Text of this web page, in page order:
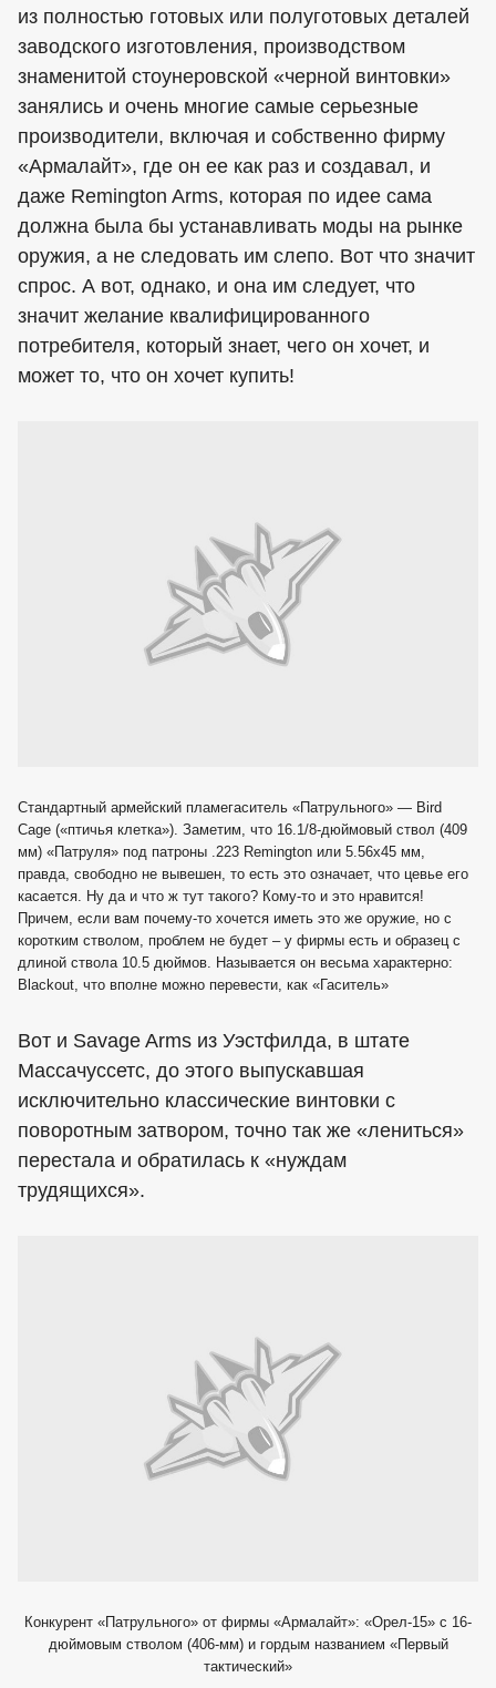
из полностью готовых или полуготовых деталей
заводского изготовления, производством
знаменитой стоунеровской «черной винтовки»
занялись и очень многие самые серьезные
производители, включая и собственно фирму
«Армалайт», где он ее как раз и создавал, и
даже Remington Arms, которая по идее сама
должна была бы устанавливать моды на рынке
оружия, а не следовать им слепо. Вот что значит
спрос. А вот, однако, и она им следует, что
значит желание квалифицированного
потребителя, который знает, чего он хочет, и
может то, что он хочет купить!
Стандартный армейский пламегаситель «Патрульного» — Bird
Cage («птичья клетка»). Заметим, что 16.1/8-дюймовый ствол (409
мм) «Патруля» под патроны .223 Remington или 5.56x45 мм,
правда, свободно не вывешен, то есть это означает, что цевье его
касается. Ну да и что ж тут такого? Кому-то и это нравится!
Причем, если вам почему-то хочется иметь это же оружие, но с
коротким стволом, проблем не будет – у фирмы есть и образец с
длиной ствола 10.5 дюймов. Называется он весьма характерно:
Blackout, что вполне можно перевести, как «Гаситель»
Вот и Savage Arms из Уэстфилда, в штате
Массачуссетс, до этого выпускавшая
исключительно классические винтовки с
поворотным затвором, точно так же «лениться»
перестала и обратилась к «нуждам
трудящихся».
Конкурент «Патрульного» от фирмы «Армалайт»: «Орел-15» с 16-
дюймовым стволом (406-мм) и гордым названием «Первый
тактический»